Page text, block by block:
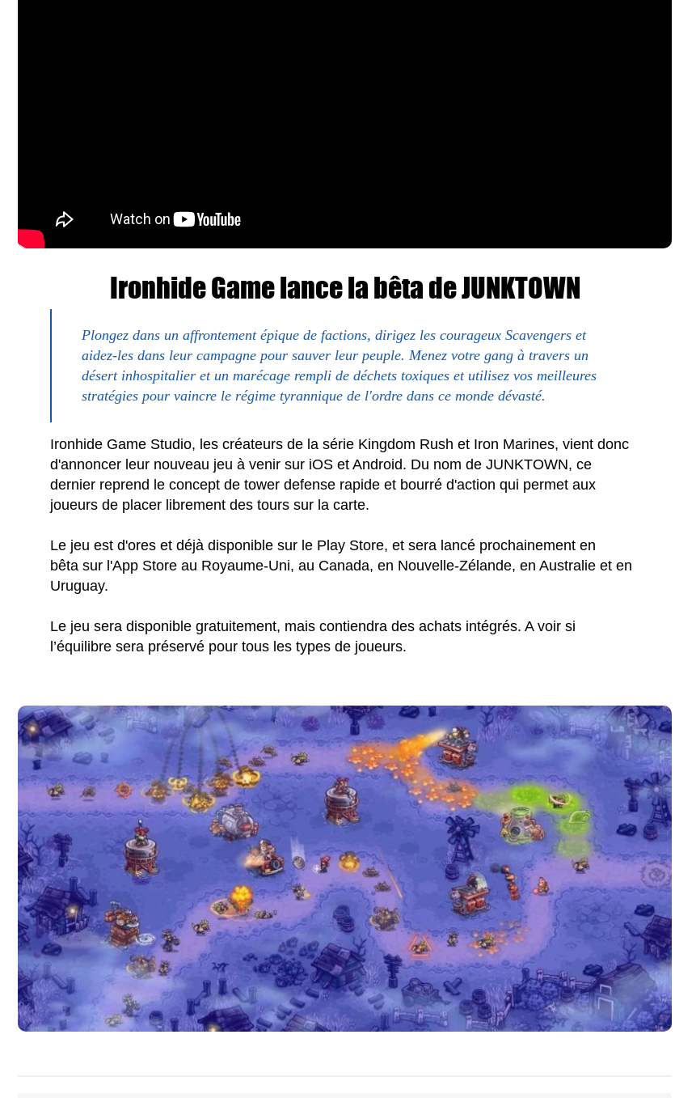
Ironhide Game lance la bêta de JUNKTOWN
Plongez dans un affrontement épique de factions, dirigez les courageux Scavengers et
aidez-les dans leur campagne pour sauver leur peuple. Menez votre gang à travers un
désert inhospitalier et un marécage rempli de déchets toxiques et utilisez vos meilleures
stratégies pour vaincre le régime tyrannique de l'ordre dans ce monde dévasté.
Ironhide Game Studio, les créateurs de la série Kingdom Rush et Iron Marines, vient donc
d'annoncer leur nouveau jeu à venir sur iOS et Android. Du nom de JUNKTOWN, ce
dernier reprend le concept de tower defense rapide et bourré d'action qui permet aux
joueurs de placer librement des tours sur la carte.
Le jeu est d'ores et déjà disponible sur le Play Store, et sera lancé prochainement en
bêta sur l'App Store au Royaume-Uni, au Canada, en Nouvelle-Zélande, en Australie et en
Uruguay.
Le jeu sera disponible gratuitement, mais contiendra des achats intégrés. A voir si
l’équilibre sera préservé pour tous les types de joueurs.